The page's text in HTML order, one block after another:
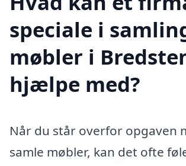
speciale i
møbler i
hjælpe med?
Når du står overfor opgaven
samle møbler, kan det ofte